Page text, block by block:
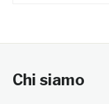
Chi siamo